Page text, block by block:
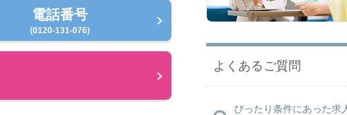
電話番号
(0120-131-076)
よくあるご質問
ぴったり条件にあった求